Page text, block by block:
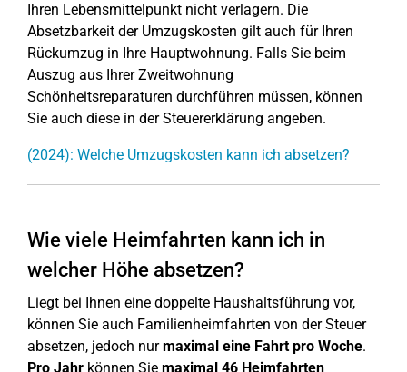
Ihren Lebensmittelpunkt nicht verlagern. Die
Absetzbarkeit der Umzugskosten gilt auch für Ihren
Rückumzug in Ihre Hauptwohnung. Falls Sie beim
Auszug aus Ihrer Zweitwohnung
Schönheitsreparaturen durchführen müssen, können
Sie auch diese in der Steuererklärung angeben.
(2024): Welche Umzugskosten kann ich absetzen?
Wie viele Heimfahrten kann ich in
welcher Höhe absetzen?
Liegt bei Ihnen eine doppelte Haushaltsführung vor,
können Sie auch Familienheimfahrten von der Steuer
absetzen, jedoch nurmaximal eine Fahrt pro Woche.
Pro Jahr können Sie maximal 46 Heimfahrten